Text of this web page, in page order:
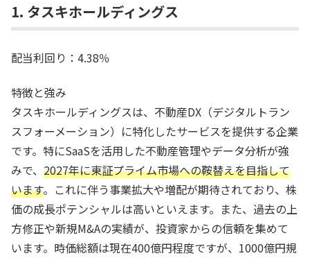
1. タスキホールディングス
配当利回り：4.38％
特徴と強み
タスキホールディングスは、不動産DX（デジタルトラン
スフォーメーション）に特化したサービスを提供する企業
です。特にSaaSを活用した不動産管理やデータ分析が強
みで、 2027年に東証プライム市場への鞍替えを目指して
います。これに伴う事業拡大や増配が期待されており、株
価の成長ポテンシャルは高いといえます。また、過去の上
方修正や新規M&Aの実績が、投資家からの信頼を集めて
います。時価総額は現在400億円程度ですが、1000億円規